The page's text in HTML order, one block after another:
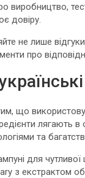
виробництво,
довіру.
не лише
про
що
лягають
та
для
з екстрактом